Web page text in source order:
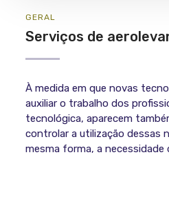
GERAL
Serviços de
À medida em que novas
auxiliar o trabalho dos
tecnológica, aparecem
controlar a utilização dessas
mesma forma, a necessidade